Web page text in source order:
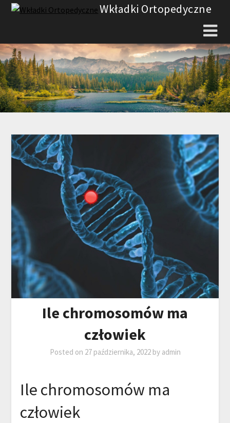
Skip
Wkładki Ortopedyczne
Ile chromosomów ma
człowiek
Posted on 27 października, 2022by admin
Ile chromosomów ma
człowiek